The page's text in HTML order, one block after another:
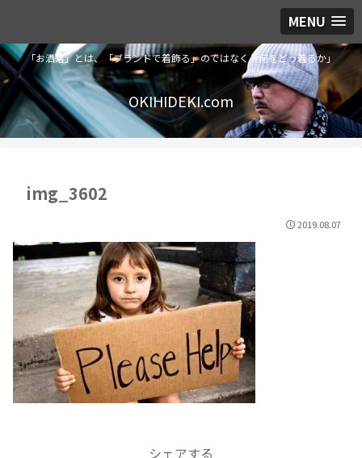
MENU
「お洒落」とは、「ブランドで着飾る」のではなく「何をどう着るか」
OKIHIDEKI.com
img_3602
2019.08.07
シェアする